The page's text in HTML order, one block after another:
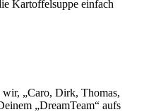
Kartoffelsuppe einfach
„Caro, Dirk, Thomas,
„DreamTeam“ aufs